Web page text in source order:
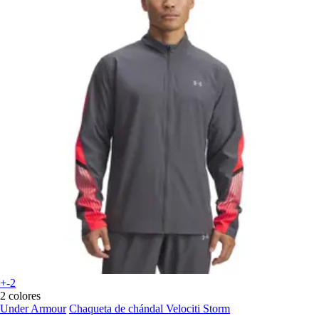
+-2
2 colores
Under Armour Chaqueta de chándal Velociti Storm